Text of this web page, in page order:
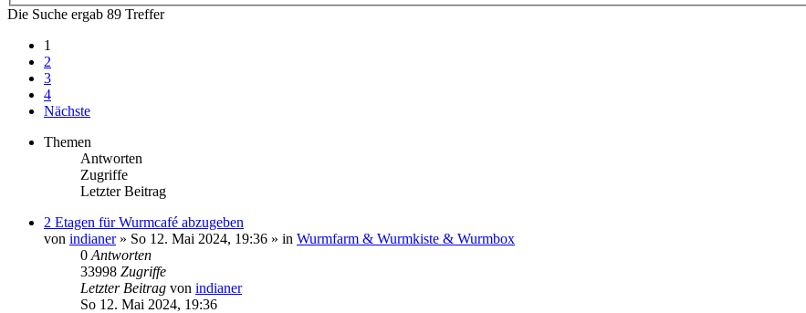
Die Suche ergab 89 Treffer
1
2
3
4
Nächste
Themen
Antworten
Zugriffe
Letzter Beitrag
2 Etagen für Wurmcafé abzugeben
von indianer» So 12. Mai 2024, 19:36 » in Wurmfarm & Wurmkiste & Wurmbox
0 Antworten
33998 Zugriffe
Letzter Beitrag von indianer
So 12. Mai 2024, 19:36